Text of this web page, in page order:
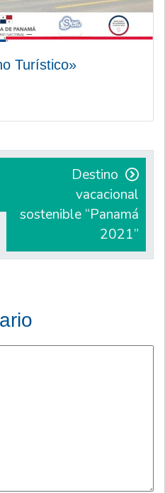
Turístico»
Destino
vacacional
sostenible “Panamá
2021”